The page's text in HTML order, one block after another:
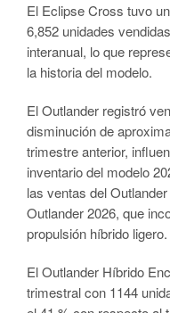
El Eclipse Cross tuvo
6,852 unidades
interanual, lo que
la historia del modelo.
El Outlander registró
disminución de
trimestre anterior,
inventario del modelo
las ventas del
Outlander 2026, que
propulsión híbrido ligero.
El Outlander Híbrido
trimestral con 1144